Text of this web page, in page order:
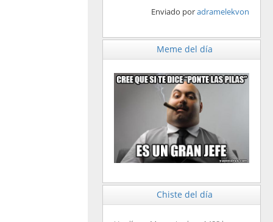
Enviado poradramelekvon
Meme del día
Chiste del día